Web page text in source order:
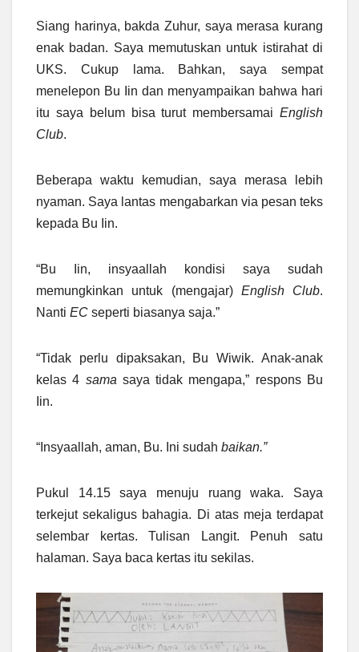
Siang harinya, bakda Zuhur, saya merasa kurang
enak badan. Saya memutuskan untuk istirahat di
UKS. Cukup lama. Bahkan, saya sempat
menelepon Bu Iin dan menyampaikan bahwa hari
itu saya belum bisa turut membersamai English
Club.
Beberapa waktu kemudian, saya merasa lebih
nyaman. Saya lantas mengabarkan via pesan teks
kepada Bu Iin.
“Bu Iin, insyaallah kondisi saya sudah
memungkinkan untuk (mengajar) English Club.
Nanti EC seperti biasanya saja.”
“Tidak perlu dipaksakan, Bu Wiwik. Anak-anak
kelas 4 sama saya tidak mengapa,” respons Bu
Iin.
“Insyaallah, aman, Bu. Ini sudah baikan.”
Pukul 14.15 saya menuju ruang waka. Saya
terkejut sekaligus bahagia. Di atas meja terdapat
selembar kertas. Tulisan Langit. Penuh satu
halaman. Saya baca kertas itu sekilas.